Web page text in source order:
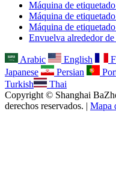
Máquina de
Máquina de
Máquina de
Envuelva alrededor
Arabic English
Japanese
Persian
Turkish
Thai
Copyright © Shanghai
derechos reservados. | Mapa